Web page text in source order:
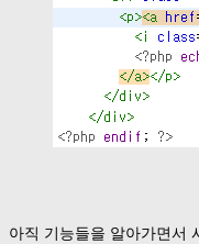
아직 기능들을 알아가면서